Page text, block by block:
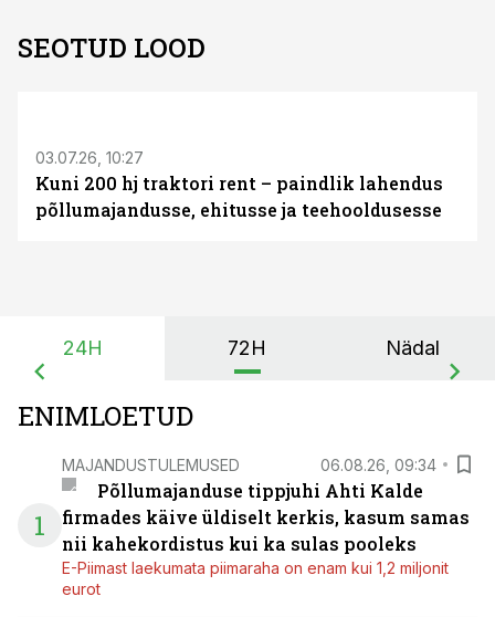
SEOTUD LOOD
03.07.26, 10:27
Kuni 200 hj traktori rent – paindlik lahendus
põllumajandusse, ehitusse ja teehooldusesse
24H 72H Nädal
ENIMLOETUD
1
MAJANDUSTULEMUSED 06.08.26, 09:34
Põllumajanduse tippjuhi Ahti Kalde
firmades käive üldiselt kerkis, kasum samas
nii kahekordistus kui ka sulas pooleks
E-Piimast laekumata piimaraha on enam kui 1,2 miljonit
eurot